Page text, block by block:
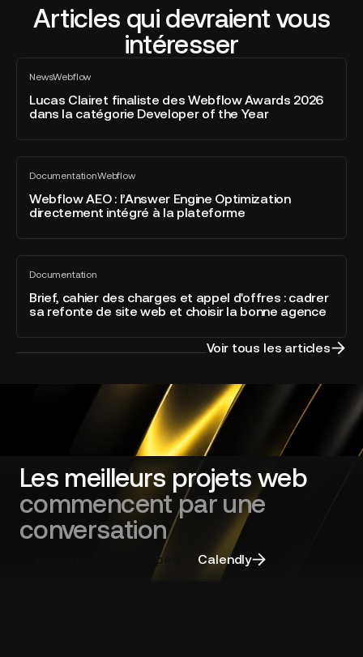
Articles qui devraient vous
intéresser
NewsWebflow
Tout
voir
Lucas Clairet finaliste des Webflow Awards 2026
dans la catégorie Developer of the Year
Lucas
Clairet
finaliste
des
dans
catégorie
Developer
of
the
DocumentationWebflow
Tout
voir
Webflow AEO : l’Answer Engine Optimization
directement intégré à la plateforme
Webflow
AEO
l’Answer
intégré
plateforme
Documentation
Tout
voir
Brief, cahier des charges et appel d'offres : cadrer
sa refonte de site web et choisir la bonne agence
Brief,
cahier
des
charges
site
web
et
choisir
la
Voir tous les articles
Les meilleurs projets web
commencent par une
conversation
Discuter avec un expert Calendly